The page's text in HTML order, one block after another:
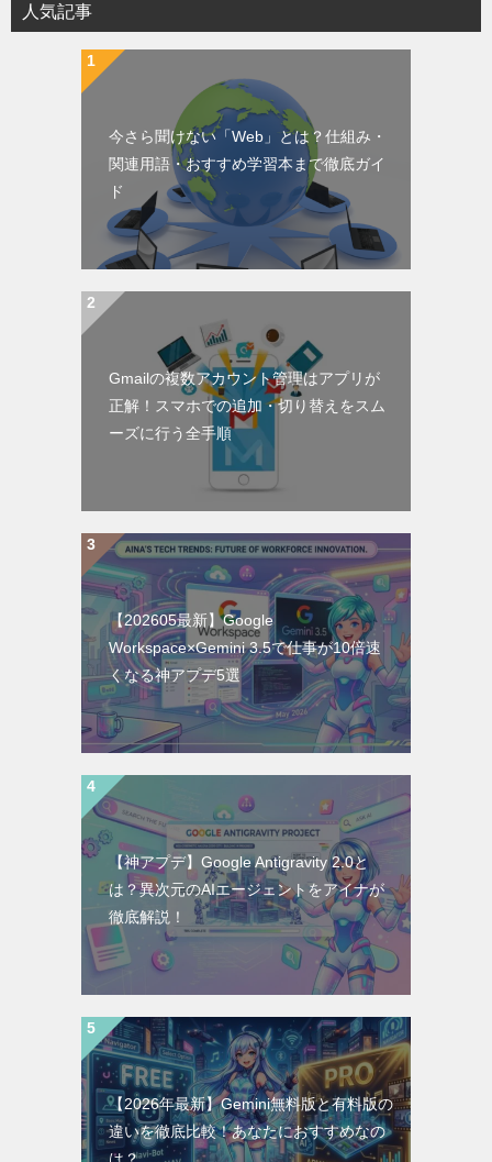
人気記事
今さら聞けない「Web」とは？仕組み・
関連用語・おすすめ学習本まで徹底ガイ
ド
Gmailの複数アカウント管理はアプリが
正解！スマホでの追加・切り替えをスム
ーズに行う全手順
【202605最新】Google
Workspace×Gemini 3.5で仕事が10倍速
くなる神アプデ5選
【神アプデ】Google Antigravity 2.0と
は？異次元のAIエージェントをアイナが
徹底解説！
【2026年最新】Gemini無料版と有料版の
違いを徹底比較！あなたにおすすめなの
は？